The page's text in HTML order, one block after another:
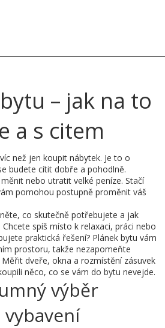
– jak na to
a s citem
než jen koupit nábytek. Je to o
budete cítit dobře a pohodlně.
nebo utratit velké peníze. Stačí
pomohou postupně proměnit váš
co skutečně potřebujete a jak
spíš místo k relaxaci, práci nebo
praktická řešení? Plánek bytu vám
prostoru, takže nezapomeňte
dveře, okna a rozmístění zásuvek
něco, co se vám do bytu nevejde.
výběr